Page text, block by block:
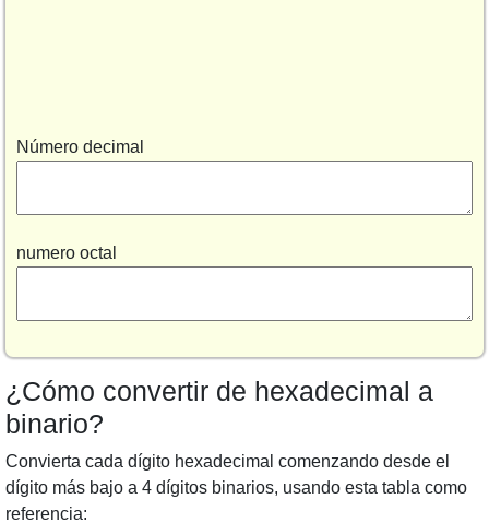
Número decimal
numero octal
¿Cómo convertir de hexadecimal a
binario?
Convierta cada dígito hexadecimal comenzando desde el
dígito más bajo a 4 dígitos binarios, usando esta tabla como
referencia: